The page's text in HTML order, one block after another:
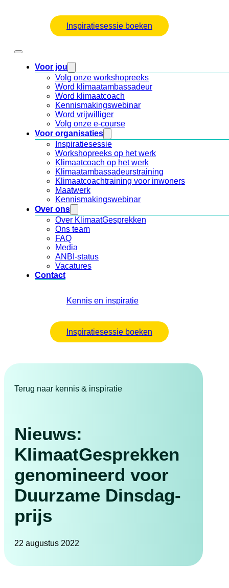
Inspiratiesessie boeken
Voor jou
Volg onze workshopreeks
Word klimaatambassadeur
Word klimaatcoach
Kennismakingswebinar
Word vrijwilliger
Volg onze e-course
Voor organisaties
Inspiratiesessie
Workshopreeks op het werk
Klimaatcoach op het werk
Klimaatambassadeurstraining
Klimaatcoachtraining voor inwoners
Maatwerk
Kennismakingswebinar
Over ons
Over KlimaatGesprekken
Ons team
FAQ
Media
ANBI-status
Vacatures
Contact
Kennis en inspiratie
Inspiratiesessie boeken
Terug naar kennis & inspiratie
Nieuws:
KlimaatGesprekken
genomineerd voor
Duurzame Dinsdag-
prijs
22 augustus 2022